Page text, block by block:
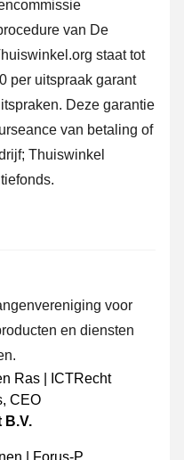
van De
staat tot
per uitspraak garant
Deze garantie
van betaling of
Thuiswinkel
voor
en diensten
, CEO
B.V.